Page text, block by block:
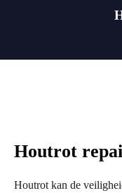
Houtrot
Houtrot kan de